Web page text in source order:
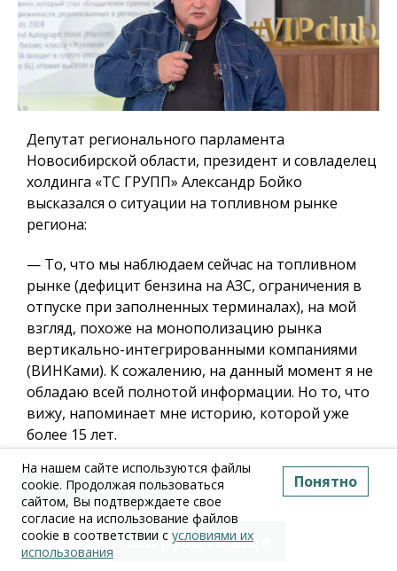
Депутат регионального парламента
Новосибирской области, президент и совладелец
холдинга «ТС ГРУПП» Александр Бойко
высказался о ситуации на топливном рынке
региона:
— То, что мы наблюдаем сейчас на топливном
рынке (дефицит бензина на АЗС, ограничения в
отпуске при заполненных терминалах), на мой
взгляд, похоже на монополизацию рынка
вертикально-интегрированными компаниями
(ВИНКами). К сожалению, на данный момент я не
обладаю всей полнотой информации. Но то, что
вижу, напоминает мне историю, которой уже
более 15 лет.
Читать полностью
Загрузить еще
На нашем сайте используются файлы
cookie. Продолжая пользоваться
сайтом, Вы подтверждаете свое
согласие на использование файлов
cookie в соответствии с условиями их
использования
Понятно